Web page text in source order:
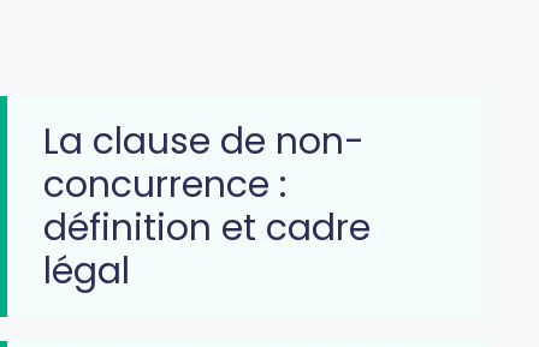
La clause de non-
concurrence :
définition et cadre
légal